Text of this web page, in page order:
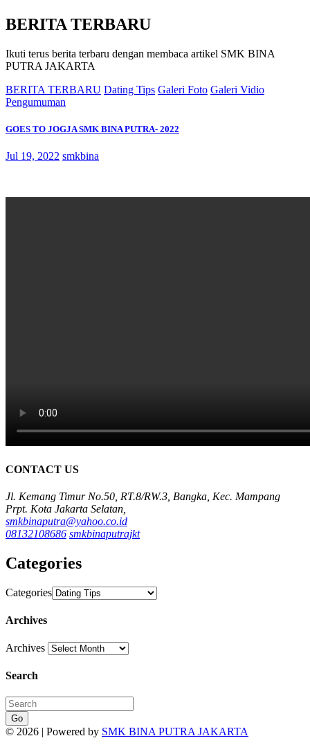
BERITA TERBARU
Ikuti terus berita terbaru dengan membaca artikel SMK BINA
PUTRA JAKARTA
BERITA TERBARU Dating Tips Galeri Foto Galeri Vidio
Pengumuman
GOES TO JOGJA SMK BINA PUTRA- 2022
Jul 19, 2022 smkbina
CONTACT US
Jl. Kemang Timur No.50, RT.8/RW.3, Bangka, Kec. Mampang
Prpt. Kota Jakarta Selatan,
smkbinaputra@yahoo.co.id
08132108686 smkbinaputrajkt
Categories
Categories
Archives
Archives
Search
Go
© 2026 | Powered by SMK BINA PUTRA JAKARTA